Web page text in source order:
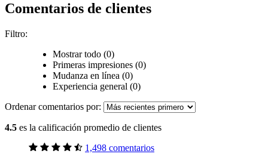
Comentarios de clientes
Filtro:
Mostrar todo (0)
Primeras impresiones (0)
Mudanza en línea (0)
Experiencia general (0)
Ordenar comentarios por:
4.5 es la calificación promedio de clientes
1,498 comentarios